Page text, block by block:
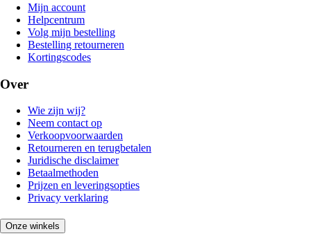
Mijn account
Helpcentrum
Volg mijn bestelling
Bestelling retourneren
Kortingscodes
Over
Wie zijn wij?
Neem contact op
Verkoopvoorwaarden
Retourneren en terugbetalen
Juridische disclaimer
Betaalmethoden
Prijzen en leveringsopties
Privacy verklaring
Onze winkels